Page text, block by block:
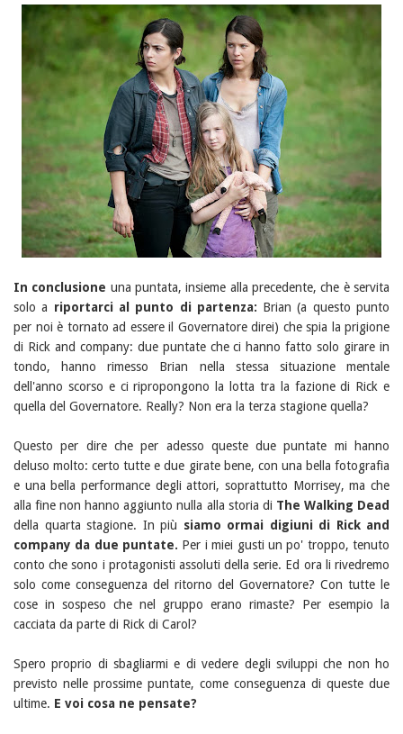
In conclusione una puntata, insieme alla precedente, che è servita
solo a riportarci al punto di partenza: Brian (a questo punto
per noi è tornato ad essere il Governatore direi) che spia la prigione
di Rick and company: due puntate che ci hanno fatto solo girare in
tondo, hanno rimesso Brian nella stessa situazione mentale
dell'anno scorso e ci ripropongono la lotta tra la fazione di Rick e
quella del Governatore. Really? Non era la terza stagione quella?
Questo per dire che per adesso queste due puntate mi hanno
deluso molto: certo tutte e due girate bene, con una bella fotografia
e una bella performance degli attori, soprattutto Morrisey, ma che
alla fine non hanno aggiunto nulla alla storia di The Walking Dead
della quarta stagione. In più siamo ormai digiuni di Rick and
company da due puntate. Per i miei gusti un po' troppo, tenuto
conto che sono i protagonisti assoluti della serie. Ed ora li rivedremo
solo come conseguenza del ritorno del Governatore? Con tutte le
cose in sospeso che nel gruppo erano rimaste? Per esempio la
cacciata da parte di Rick di Carol?
Spero proprio di sbagliarmi e di vedere degli sviluppi che non ho
previsto nelle prossime puntate, come conseguenza di queste due
ultime. E voi cosa ne pensate?